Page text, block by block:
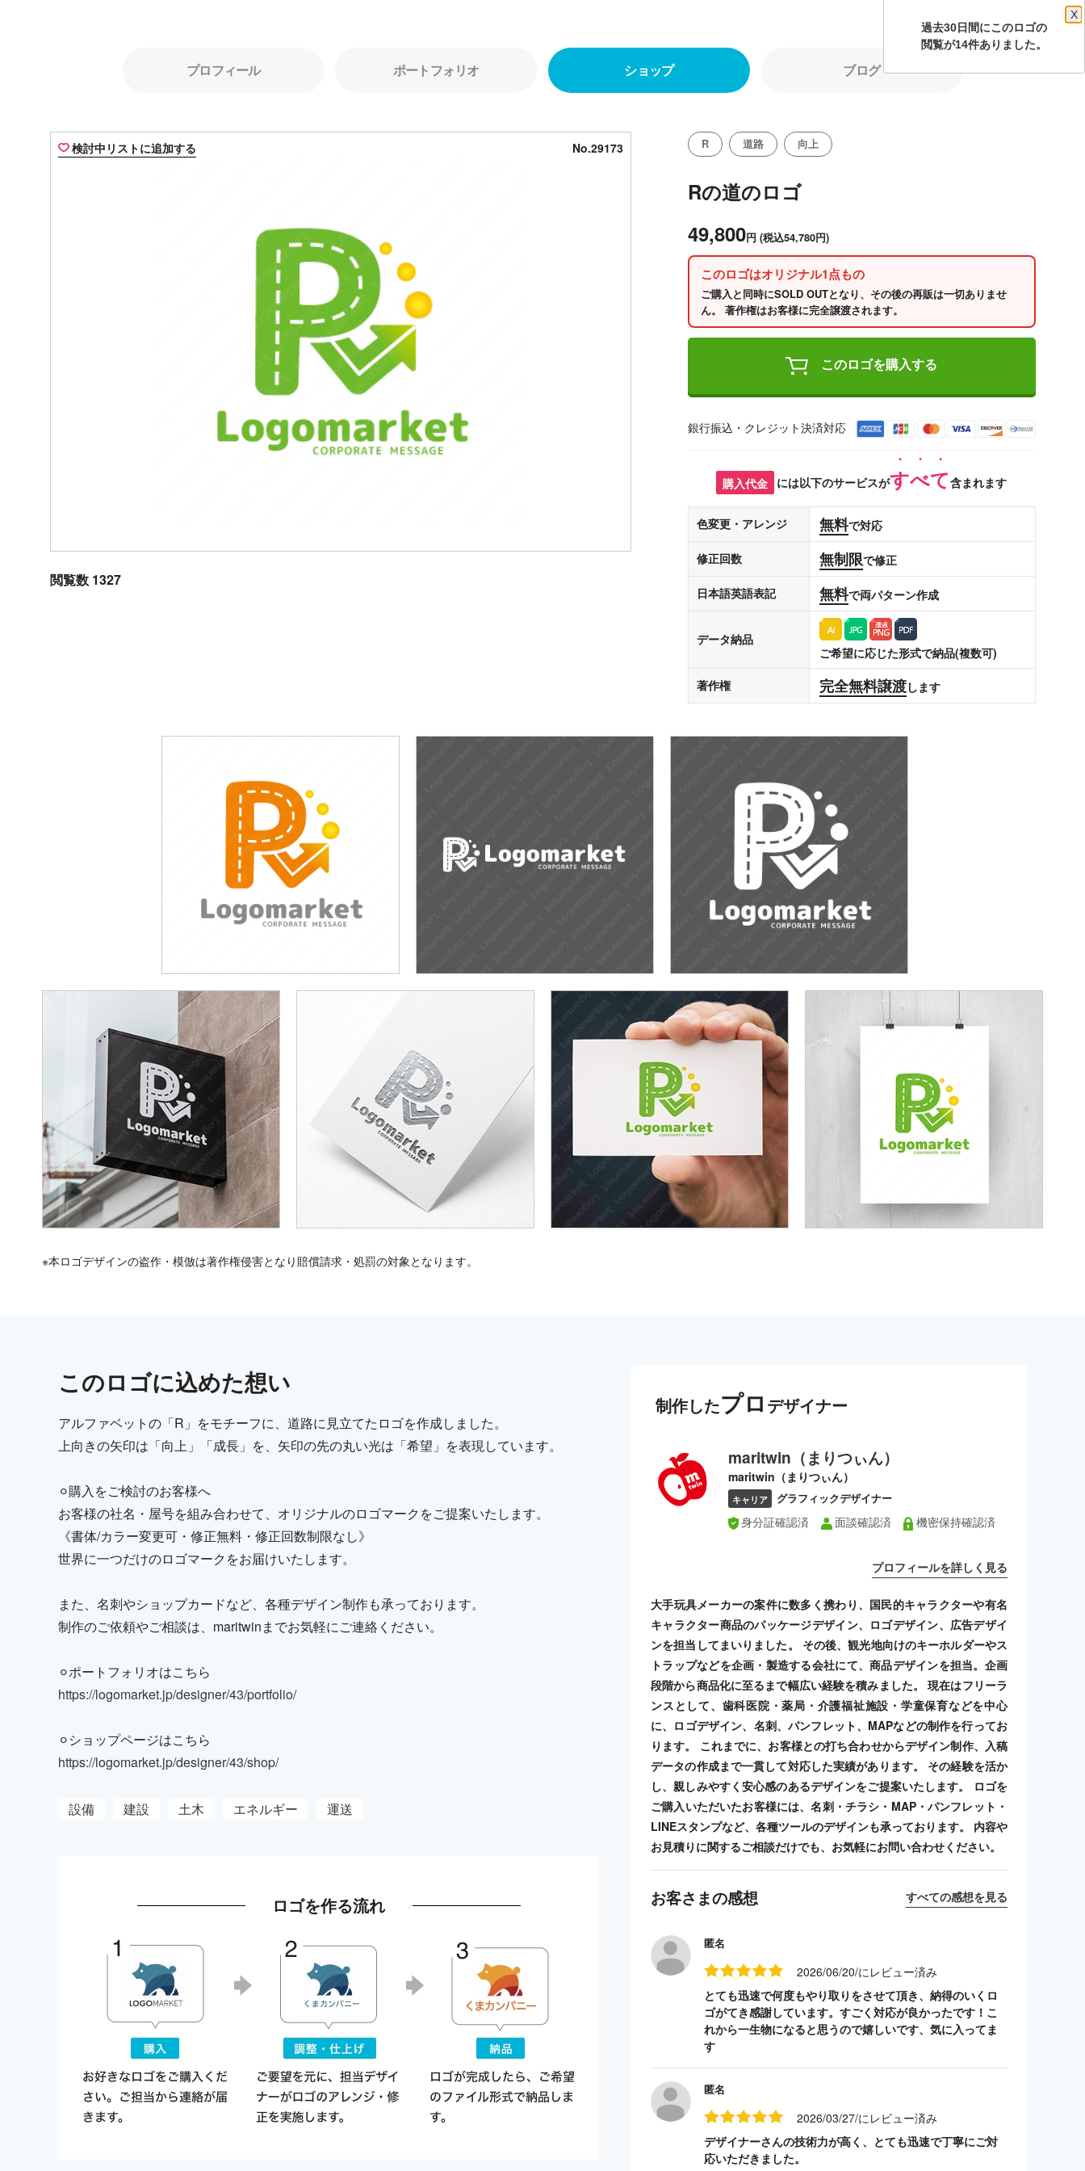
プロフィール ポートフォリオ ショップ ブログ
検討中リストに追加する No.29173
閲覧数 1327
R 道路 向上
Rの道のロゴ
49,800円 (税込54,780円)
このロゴはオリジナル1点もの
ご購入と同時にSOLD OUTとなり、その後の再販は一切ありませ
ん。 著作権はお客様に完全譲渡されます。
このロゴを購入する
銀行振込・クレジット決済対応
購入代金 には以下のサービスがすべて含まれます
色変更・アレンジ 無料で対応
修正回数 無制限で修正
日本語英語表記 無料で両パターン作成
データ納品
ご希望に応じた形式で納品(複数可)
著作権
完全無料譲渡します
※本ロゴデザインの盗作・模倣は著作権侵害となり賠償請求・処罰の対象となります。
このロゴに込めた想い
アルファベットの「R」をモチーフに、道路に見立てたロゴを作成しました。
上向きの矢印は「向上」「成長」を、矢印の先の丸い光は「希望」を表現しています。
⚪︎購入をご検討のお客様へ
お客様の社名・屋号を組み合わせて、オリジナルのロゴマークをご提案いたします。
《書体/カラー変更可・修正無料・修正回数制限なし》
世界に一つだけのロゴマークをお届けいたします。
また、名刺やショップカードなど、各種デザイン制作も承っております。
制作のご依頼やご相談は、maritwinまでお気軽にご連絡ください。
⚪︎ポートフォリオはこちら
https://logomarket.jp/designer/43/portfolio/
⚪︎ショップページはこちら
https://logomarket.jp/designer/43/shop/
設備 建設 土木 エネルギー 運送
ロゴを作る流れ
制作したプロ デザイナー
maritwin（まりつぃん）
maritwin（まりつぃん）
キャリア グラフィックデザイナー
身分証確認済 面談確認済 機密保持確認済
プロフィールを詳しく見る
大手玩具メーカーの案件に数多く携わり、国民的キャラクターや有名
キャラクター商品のパッケージデザイン、ロゴデザイン、広告デザイ
ンを担当してまいりました。 その後、観光地向けのキーホルダーやス
トラップなどを企画・製造する会社にて、商品デザインを担当。企画
段階から商品化に至るまで幅広い経験を積みました。 現在はフリーラ
ンスとして、歯科医院・薬局・介護福祉施設・学童保育などを中心
に、ロゴデザイン、名刺、パンフレット、MAPなどの制作を行ってお
ります。 これまでに、お客様との打ち合わせからデザイン制作、入稿
データの作成まで一貫して対応した実績があります。 その経験を活か
し、親しみやすく安心感のあるデザインをご提案いたします。 ロゴを
ご購入いただいたお客様には、名刺・チラシ・MAP・パンフレット・
LINEスタンプなど、各種ツールのデザインも承っております。 内容や
お見積りに関するご相談だけでも、お気軽にお問い合わせください。
お客さまの感想 すべての感想を見る
匿名
2026/06/20/にレビュー済み
とても迅速で何度もやり取りをさせて頂き、納得のいくロ
ゴがてき感謝しています。すごく対応が良かったです！こ
れから一生物になると思うので嬉しいです、気に入ってま
す
匿名
2026/03/27/にレビュー済み
デザイナーさんの技術力が高く、とても迅速で丁寧にご対
応いただきました。
過去30日間にこのロゴの
X
閲覧が14件ありました。